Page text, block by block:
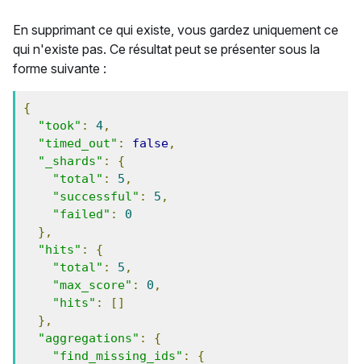
En supprimant ce qui existe, vous gardez uniquement ce
qui n'existe pas. Ce résultat peut se présenter sous la
forme suivante :
{
"took" : 4,
"timed_out" : false,
"_shards" :
{
"total" : 5 ,
"successful" : 5 ,
"failed" :
0
},
"hits" :
{
"total" : 5 ,
"max_score" : 0 ,
"hits" :
[]
},
"aggregations" :
{
"find_missing_ids" :
{